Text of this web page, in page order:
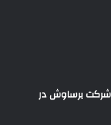
برساوش در